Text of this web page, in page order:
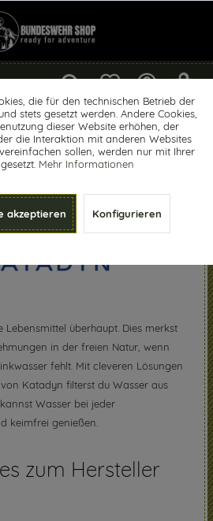
Lebensmittel überhaupt. Dies merkst
in der freien Natur, wenn
fehlt. Mit cleveren Lösungen
Katadyn filterst du Wasser aus
Wasser bei jeder
keimfrei genießen.
zum Hersteller
die für den technischen Betrieb der
stets gesetzt werden. Andere Cookies,
dieser Website erhöhen, der
die Interaktion mit anderen Websites
sollen, werden nur mit Ihrer
Mehr Informationen
akzeptieren Konfigurieren